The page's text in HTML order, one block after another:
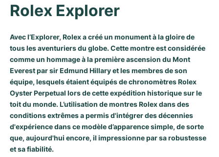
Rolex Explorer
Avec l’Explorer, Rolex a créé un monument à la gloire de
tous les aventuriers du globe. Cette montre est considérée
comme un hommage à la première ascension du Mont
Everest par sir Edmund Hillary et les membres de son
équipe, lesquels étaient équipés de chronomètres Rolex
Oyster Perpetual lors de cette expédition historique sur le
toit du monde. L’utilisation de montres Rolex dans des
conditions extrêmes a permis d'intégrer des décennies
d'expérience dans ce modèle d’apparence simple, de sorte
que, aujourd'hui encore, il impressionne par sa robustesse
et sa fiabilité.